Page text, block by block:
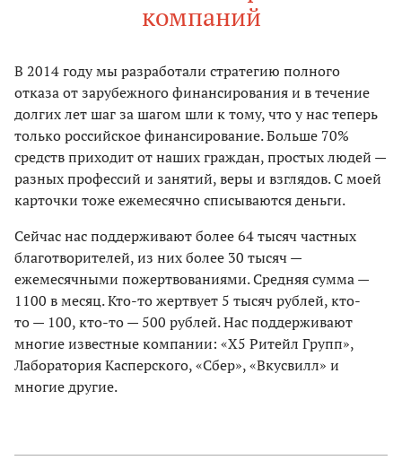
компаний
В 2014 году мы разработали стратегию полного
отказа от зарубежного финансирования и в течение
долгих лет шаг за шагом шли к тому, что у нас теперь
только российское финансирование. Больше 70%
средств приходит от наших граждан, простых людей —
разных профессий и занятий, веры и взглядов. С моей
карточки тоже ежемесячно списываются деньги.
Сейчас нас поддерживают более 64 тысяч частных
благотворителей, из них более 30 тысяч —
ежемесячными пожертвованиями. Средняя сумма —
1100 в месяц. Кто-то жертвует 5 тысяч рублей, кто-
то — 100, кто-то — 500 рублей. Нас поддерживают
многие известные компании: «X5 Ритейл Групп»,
Лаборатория Касперского, «Сбер», «Вкусвилл» и
многие другие.